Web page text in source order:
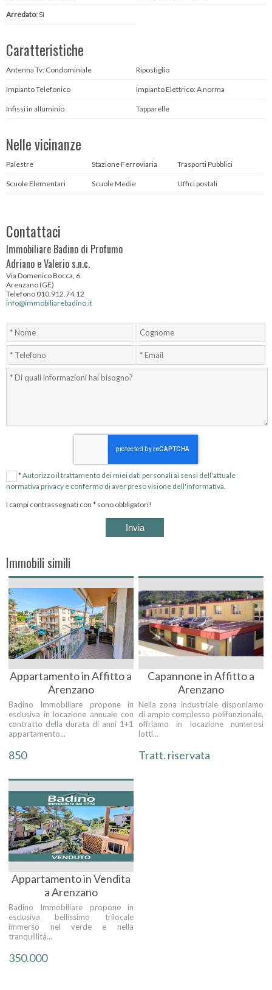
Arredato: Sì
Caratteristiche
Antenna Tv: Condominiale Ripostiglio
Impianto Telefonico Impianto Elettrico: A norma
Infissi in alluminio Tapparelle
Nelle vicinanze
Palestre Stazione Ferroviaria Trasporti Pubblici
Scuole Elementari Scuole Medie Uffici postali
Contattaci
Immobiliare Badino di Profumo
Adriano e Valerio s.n.c.
Via Domenico Bocca, 6
Arenzano (GE)
Telefono 010.912.74.12
info@immobiliarebadino.it
*Autorizzo il trattamento dei miei dati personali ai sensi dell'attuale
normativa privacy e confermo di aver preso visione dell'informativa.
I campi contrassegnati con * sono obbligatori!
Immobili simili
Appartamento in Affitto a
Arenzano
Badino Immobiliare propone in
esclusiva in locazione annuale con
contratto della durata di anni 1+1
appartamento...
850
Capannone in Affitto a
Arenzano
Nella zona industriale disponiamo
di ampio complesso polifunzionale,
offriamo in locazione numerosi
lotti...
Tratt. riservata
Appartamento in Vendita
a Arenzano
Badino Immobiliare propone in
esclusiva bellissimo trilocale
immerso nel verde e nella
tranquillità...
350.000